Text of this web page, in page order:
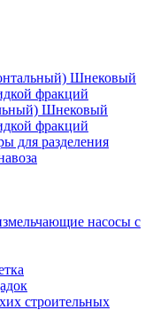
Шнековый
фракций
Шнековый
фракций
для разделения
насосы с
строительных